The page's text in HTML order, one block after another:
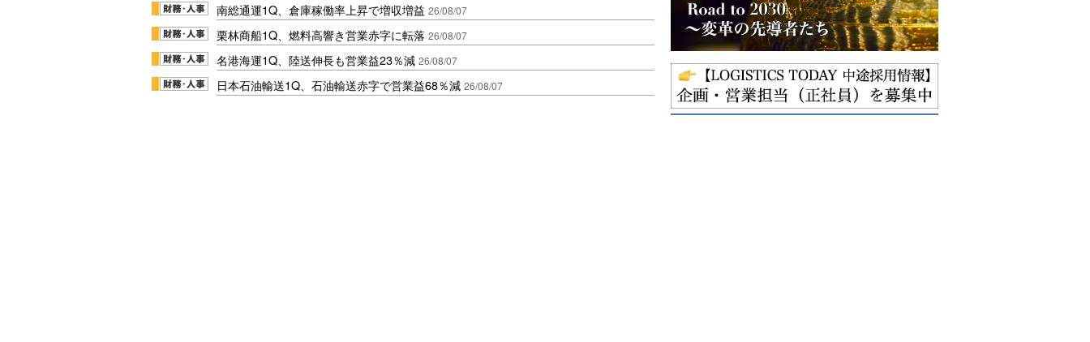
南総通運1Q、倉庫稼働率上昇で増収増益 26/08/07
栗林商船1Q、燃料高響き営業赤字に転落 26/08/07
名港海運1Q、陸送伸長も営業益23％減 26/08/07
日本石油輸送1Q、石油輸送赤字で営業益68％減 26/08/07